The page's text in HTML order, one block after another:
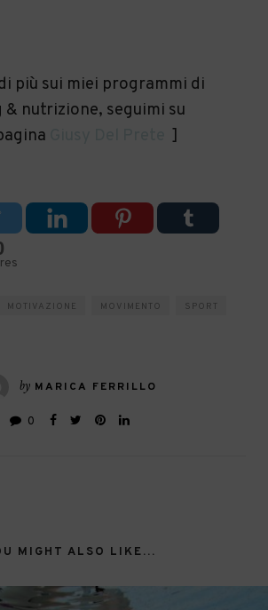
più sui miei programmi di
nutrizione, seguimi su
]
MOTIVAZIONE MOVIMENTO SPORT
by MARICA FERRILLO
0
MIGHT ALSO LIKE...